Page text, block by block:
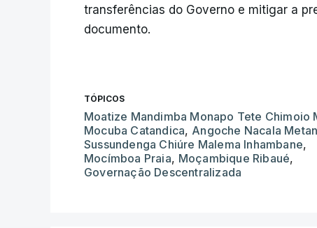
transferências do Governo e mitigar a
documento.
TÓPICOS
Moatize Mandimba Monapo Tete Chimoio
Mocuba Catandica, Angoche Nacala
Sussundenga Chiúre Malema Inhambane,
Mocímboa Praia, Moçambique Ribaué,
Governação Descentralizada